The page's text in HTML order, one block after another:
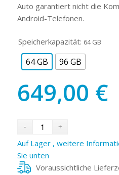
Auto garantiert nicht die
Android-Telefonen.
Speicherkapazität: 64 GB
64 GB 96 GB
649,00 €
Auf Lager , weitere
Sie unten
Voraussichtliche